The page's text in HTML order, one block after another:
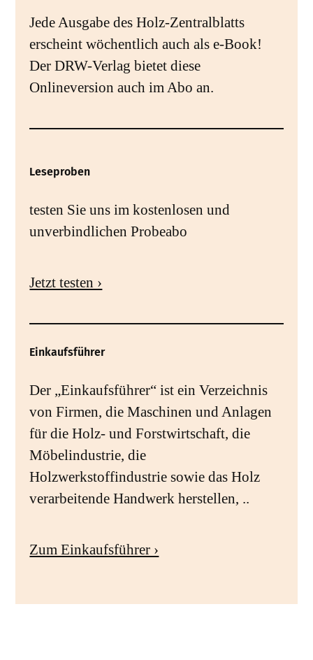
Jede Ausgabe des Holz-Zentralblatts
erscheint wöchentlich auch als e-Book!
Der DRW-Verlag bietet diese
Onlineversion auch im Abo an.
Leseproben
testen Sie uns im kostenlosen und
unverbindlichen Probeabo
Jetzt testen ›
Einkaufsführer
Der „Einkaufsführer“ ist ein Verzeichnis
von Firmen, die Maschinen und Anlagen
für die Holz- und Forstwirtschaft, die
Möbelindustrie, die
Holzwerkstoffindustrie sowie das Holz
verarbeitende Handwerk herstellen, ..
Zum Einkaufsführer ›